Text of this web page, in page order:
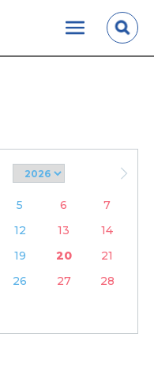
5 6
7
12 13
14
19 20
21
26 27
28